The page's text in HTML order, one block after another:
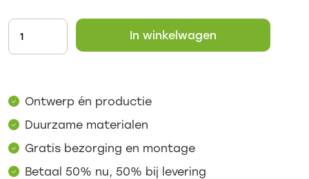
In winkelwagen
Ontwerp én productie
Duurzame materialen
Gratis bezorging en montage
Betaal 50% nu, 50% bij levering